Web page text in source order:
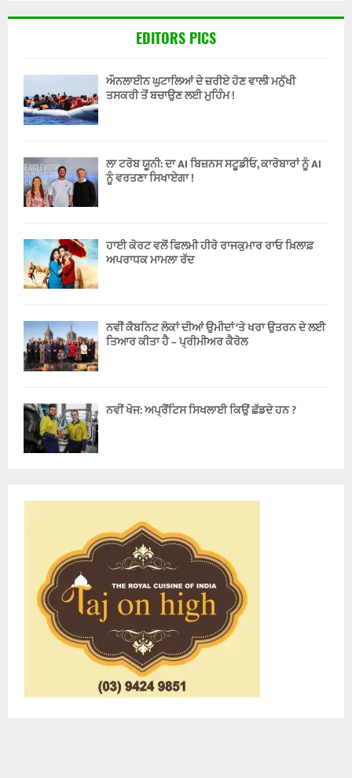
EDITORS PICS
ਔਨਲਾਈਨ ਘੁਟਾਲਿਆਂ ਦੇ ਜ਼ਰੀਏ ਹੋਣ ਵਾਲੀ ਮਨੁੱਖੀ
ਤਸਕਰੀ ਤੋਂ ਬਚਾਉਣ ਲਈ ਮੁਹਿੰਮ !
ਲਾ ਟਰੋਬ ਯੂਨੀ: ਦਾ AI ਬਿਜ਼ਨਸ ਸਟੂਡੀਓ, ਕਾਰੋਬਾਰਾਂ ਨੂੰ AI
ਨੂੰ ਵਰਤਣਾ ਸਿਖਾਏਗਾ !
ਹਾਈ ਕੋਰਟ ਵਲੋਂ ਫਿਲਮੀ ਹੀਰੋ ਰਾਜਕੁਮਾਰ ਰਾਓ ਖ਼ਿਲਾਫ਼
ਅਪਰਾਧਕ ਮਾਮਲਾ ਰੱਦ
ਨਵੀਂ ਕੈਬਨਿਟ ਲੋਕਾਂ ਦੀਆਂ ਉਮੀਦਾਂ ‘ਤੇ ਖਰਾ ਉਤਰਨ ਦੇ ਲਈ
ਤਿਆਰ ਕੀਤਾ ਹੈ – ਪ੍ਰੀਮੀਅਰ ਕੈਰੋਲ
ਨਵੀਂ ਖੋਜ: ਅਪ੍ਰੈਂਟਿਸ ਸਿਖਲਾਈ ਕਿਉਂ ਛੱਡਦੇ ਹਨ ?